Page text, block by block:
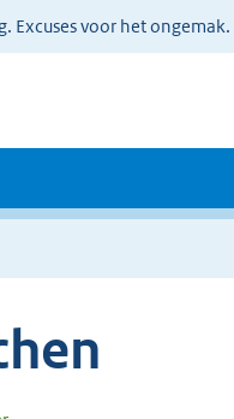
Excuses voor het ongemak.